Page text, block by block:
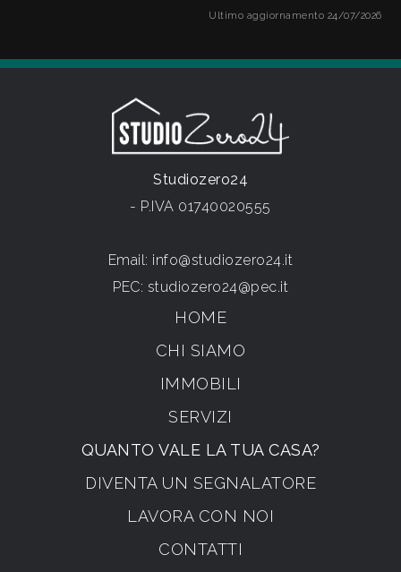
Ultimo aggiornamento 24/07/2026
Studiozero24
- P.IVA 01740020555
Email: info@studiozero24.it
PEC: studiozero24@pec.it
HOME
CHI SIAMO
IMMOBILI
SERVIZI
QUANTO VALE LA TUA CASA?
DIVENTA UN SEGNALATORE
LAVORA CON NOI
CONTATTI